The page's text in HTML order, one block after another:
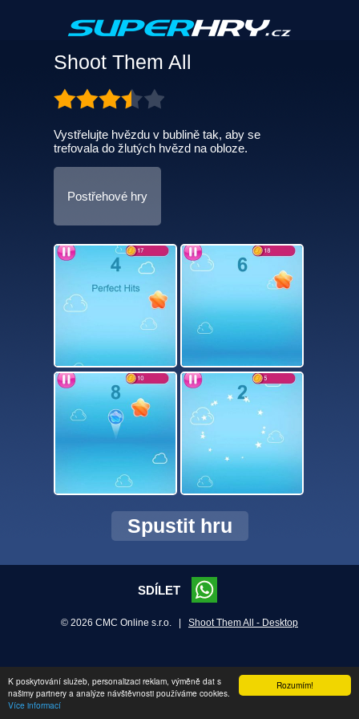
Rozumím!
K poskytování služeb, personalizaci reklam, výměně dat s
našimy partnery a analýze návštěvnosti používáme cookies.
Více informací
Shoot Them All
Vystřelujte hvězdu v bublině tak, aby se
trefovala do žlutých hvězd na obloze.
Postřehové hry
Spustit hru
SDÍLET
© 2026 CMC Online s.r.o. | Shoot Them All - Desktop